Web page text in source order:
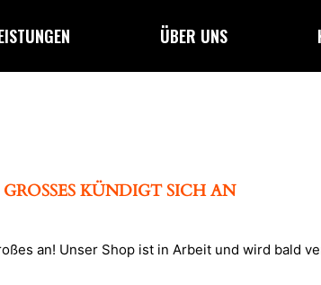
ÜBER UNS
GROSSES KÜNDIGT SICH AN
an! Unser Shop ist in Arbeit und wird bald